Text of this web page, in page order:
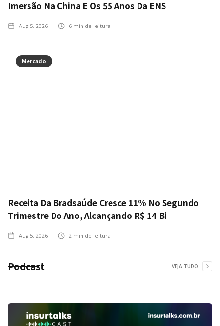
Imersão Na China E Os 55 Anos Da ENS
Aug 5, 2026 6 min de leitura
Mercado
Receita Da Bradsaúde Cresce 11% No Segundo
Trimestre Do Ano, Alcançando R$ 14 Bi
Aug 5, 2026 2 min de leitura
Podcast VEJA TUDO